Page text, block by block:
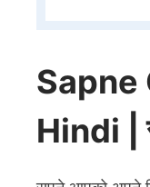
Sapne
Hindi |